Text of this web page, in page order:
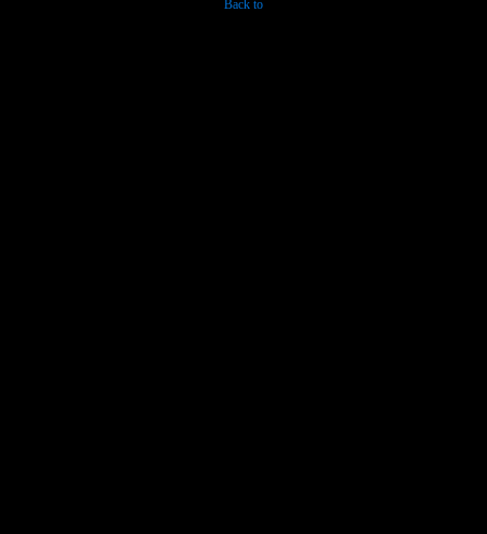
Back to